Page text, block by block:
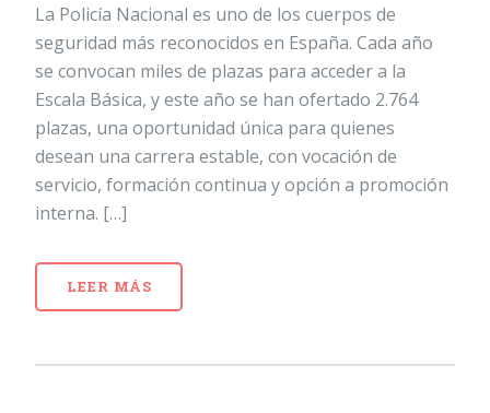
La Policía Nacional es uno de los cuerpos de
seguridad más reconocidos en España. Cada año
se convocan miles de plazas para acceder a la
Escala Básica, y este año se han ofertado 2.764
plazas, una oportunidad única para quienes
desean una carrera estable, con vocación de
servicio, formación continua y opción a promoción
interna. […]
LEER MÁS